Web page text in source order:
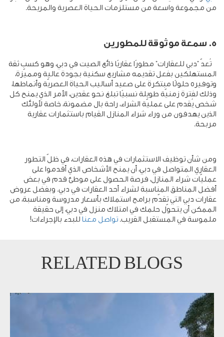
من مجموعة واسعة من مستلزمات الحياة العصرية والمريحة.
5. سمعة موثوقة للمطورين
تُعدّ "دبي للعقارات" مطورًا عقاريًا ذائع الصيت في دبي، وهو كسب ثقة
المستهلكين بفعل تقديمه مشاريع سكنية بجودة عالية ومميّزة،
وتوفيره حلولًا مبتكرة على صعيد أساليب الحياة العصريّة وأنماطها،
وذلك لفترة زمنيّة طويلة نسبيًا تبلغ نحو عقدين، الأمر الذي يمنح كل
شخص يُقدم على عمليّة الشراء، راحة بال مضمونة، خاصة لأولئك
الذين يهدفون من وراء شراء المنازل القيام باستثمارات عقارية
مربحة.
ومن شأن توظيف الاستثمارات في هذه العقارات، في ظلّ التطور
العقاري المتواصل في دبي، أن يمنح الأشخاص الذي أقدموا على
عمليّات شراء المنازل، فرصة الحصول على موطئ قدم في بعض
أفضل المناطق المناسبة لشراء أحد العقارات في دبي. وبفضل عروض
عقارات دبي التي تقدّم برامج استملاك بأسعار مدروسة ومناسبة، من
الممكن أن يتحوّل حلمك في امتلاك منزل في دبي، إلى حقيقة
ملموسة في المستقبل القريب. تواصل معنا للبدء بالإجراءات!
RELATED BLOGS